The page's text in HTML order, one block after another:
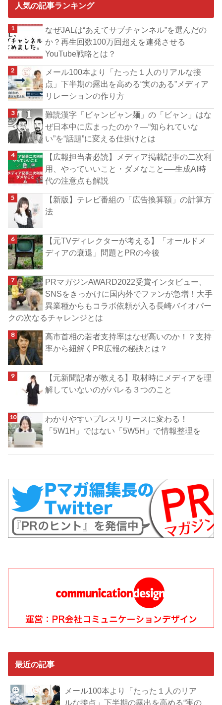
人気の記事ランキング
なぜJALは“あえてサブチャンネル”を選んだの
か？再生回数100万回超えを連発させる
YouTube戦略とは？
メール100本より「たった１人のリアルな接
点」下半期の露出を高める“実のある”メディア
リレーションの作り方
難読漢字「ビャンビャン麺」の「ビャン」はな
ぜ日本中に広まったのか？―“知られていな
い”を“話題”に変える仕掛けとは
【広報担当者必読】メディア掲載記事の二次利
用、やっていいこと・ダメなこと──生成AI時
代の注意点も解説
【新版】テレビ番組の「広告換算額」の計算方
法
【元TVディレクターが考える】「オールドメ
ディアの衰退」問題とPRの今後
PRマガジンAWARD2022受賞インタビュー、
SNSをきっかけに国内外でファンが急増！大手
異業種からもコラボ依頼が入る長崎バイオパー
クの次なるチャレンジとは
高市首相の若者支持率はなぜ高いのか！？支持
率から紐解くPR広報の秘訣とは？
【元新聞記者が教える】取材時にメディアを理
解していないのがバレる３つのこと
わかりやすいプレスリリースに変わる！
「5W1H」ではない「5W5H」で情報整理を
最近の記事
メール100本より「たった１人のリア
ルな接点」下半期の露出を高める“実の